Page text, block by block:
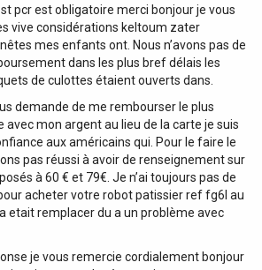
pcr est obligatoire merci bonjour je vous
vive considérations keltoum zater
mes enfants ont. Nous n’avons pas de
dans les plus bref délais les
de culottes étaient ouverts dans.
demande de me rembourser le plus
mon argent au lieu de la carte je suis
aux américains qui. Pour le faire le
pas réussi à avoir de renseignement sur
à 60 € et 79€. Je n’ai toujours pas de
acheter votre robot patissier ref fg6l au
etait remplacer du a un problème avec
je vous remercie cordialement bonjour